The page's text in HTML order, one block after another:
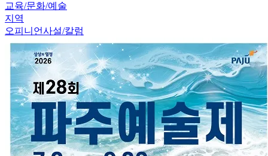
교육/문화/예술
지역
오피니언사설/칼럼